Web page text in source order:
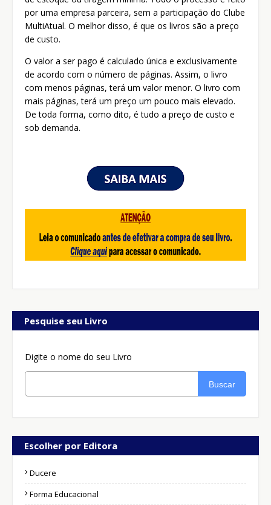
por uma empresa parceira, sem a participação do Clube
MultiAtual. O melhor disso, é que os livros são a preço
de custo.
O valor a ser pago é calculado única e exclusivamente
de acordo com o número de páginas. Assim, o livro
com menos páginas, terá um valor menor. O livro com
mais páginas, terá um preço um pouco mais elevado.
De toda forma, como dito, é tudo a preço de custo e
sob demanda.
Pesquise seu Livro
Digite o nome do seu Livro
Buscar
Escolher por Editora
Ducere
Forma Educacional